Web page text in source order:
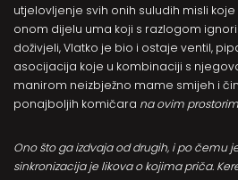
utjelovljenje svih onih suludih misli
onom dijelu uma koji s razlogom
doživjeli, Vlatko je bio i ostaje ventil,
asocijacija koje u kombinaciji s
manirom neizbježno mame smijeh i
ponajboljih komičara na ovim
Ono što ga izdvaja od drugih, i po čemu
sinkronizacija je likova o kojima priča.